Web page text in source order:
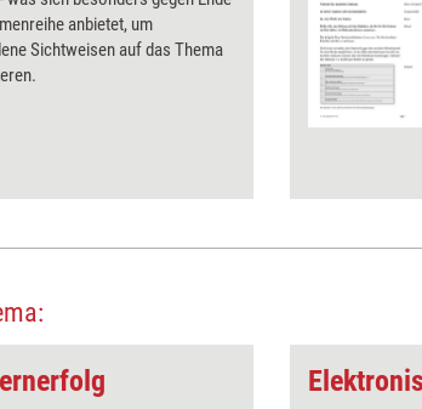
anbietet, um
Sichtweisen auf das Thema